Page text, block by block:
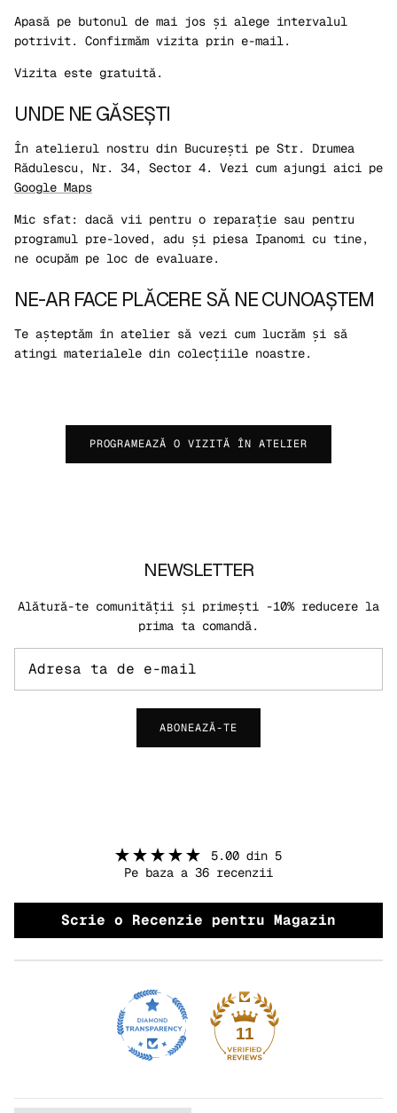
Apasă pe butonul de mai jos și alege intervalul
potrivit. Confirmăm vizita prin e-mail.
Vizita este gratuită.
UNDE NE GĂSEȘTI
În atelierul nostru din București pe Str. Drumea
Rădulescu, Nr. 34, Sector 4. Vezi cum ajungi aici pe
Google Maps
Mic sfat:
dacă vii pentru o reparație sau pentru
programul pre-loved, adu și piesa Ipanomi cu tine,
ne ocupăm pe loc de evaluare.
NE-AR FACE PLĂCERE SĂ NE CUNOAȘTEM
Te așteptăm în atelier să vezi cum lucrăm și să
atingi materialele din colecțiile noastre.
PROGRAMEAZĂ O VIZITĂ ÎN ATELIER
NEWSLETTER
Alătură-te comunității și primești -10% reducere la
prima ta comandă.
ABONEAZĂ-TE
5.00 din 5
Pe baza a 36 recenzii
Scrie o Recenzie pentru Magazin
11